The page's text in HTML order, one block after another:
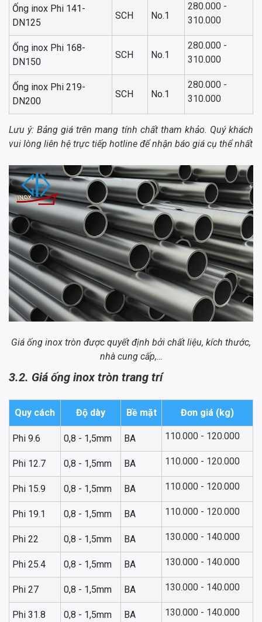
Ống inox Phi 141-
DN125
SCH No.1
280.000 -
310.000
Ống inox Phi 168-
DN150
SCH No.1
280.000 -
310.000
Ống inox Phi 219-
DN200
SCH No.1
280.000 -
310.000
Lưu ý: Bảng giá trên mang tính chất tham khảo. Quý khách
vui lòng liên hệ trực tiếp hotline để nhận báo giá cụ thể nhất
Giá ống inox tròn được quyết định bởi chất liệu, kích thước,
nhà cung cấp,…
3.2. Giá ống inox tròn trang trí
Quy cách Độ dày Bề mặt Đơn giá (kg)
Phi 9.6 0,8 - 1,5mm BA 110.000 - 120.000
Phi 12.7 0,8 - 1,5mm BA 110.000 - 120.000
Phi 15.9 0,8 - 1,5mm BA 110.000 - 120.000
Phi 19.1 0,8 - 1,5mm BA 110.000 - 120.000
Phi 22 0,8 - 1,5mm BA 130.000 - 140.000
Phi 25.4 0,8 - 1,5mm BA 130.000 - 140.000
Phi 27 0,8 - 1,5mm BA 130.000 - 140.000
Phi 31.8 0,8 - 1,5mm BA 130.000 - 140.000